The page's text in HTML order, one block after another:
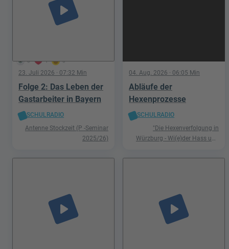
0 1 0
play_arrow
23. Juli 2026 · 07:32 Min
Folge 2: Das Leben der
Gastarbeiter in Bayern
SCHULRADIO
Antenne Stockzeit (P -Seminar
2025/26)
04. Aug. 2026 · 06:05 Min
Abläufe der
Hexenprozesse
SCHULRADIO
"Die Hexenverfolgung in
Würzburg - Wi(e)der Hass und
play_arrow play_arrow